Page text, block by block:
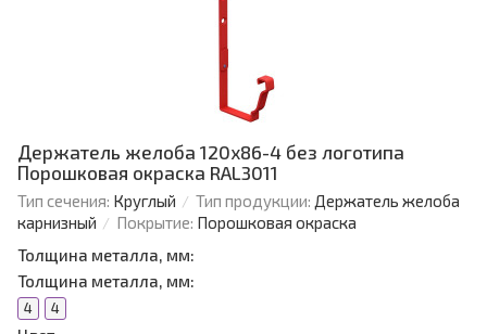
Держатель желоба 120х86-4 без логотипа
Порошковая окраска RAL3011
Тип сечения: Круглый Тип продукции: Держатель желоба
карнизный
Покрытие: Порошковая окраска
Толщина металла, мм:
Толщина металла, мм:
4 4